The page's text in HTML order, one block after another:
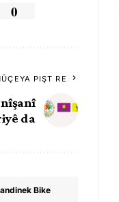
0
PIŞT RE
da
Bike